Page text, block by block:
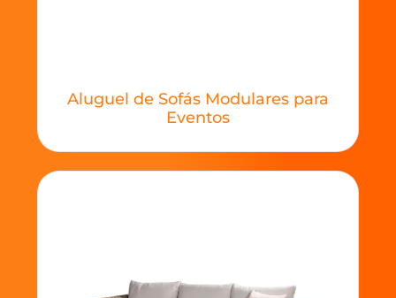
Aluguel de Sofás Modulares para
Eventos